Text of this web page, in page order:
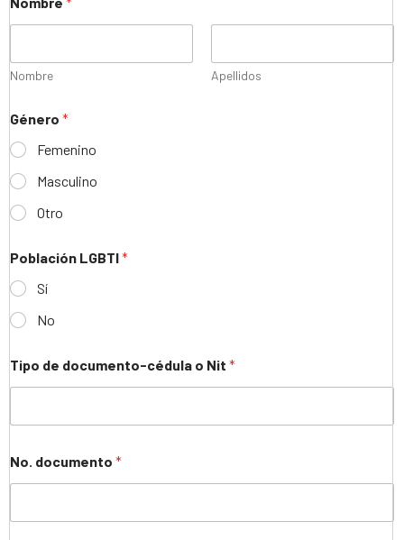
Nombre Apellidos
Género *
Femenino
Masculino
Otro
Población LGBTI*
Sí
No
Tipo de documento-cédula o Nit *
No. documento *